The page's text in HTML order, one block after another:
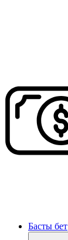
Басты бет